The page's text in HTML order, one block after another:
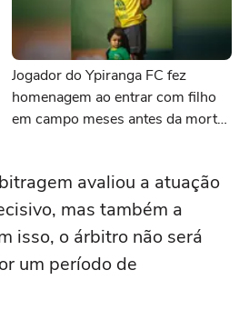
Jogador do Ypiranga FC fez
homenagem ao entrar com filho
em campo meses antes da morte
avaliou a atuação
mas também a
isso, o árbitro não será
um período de